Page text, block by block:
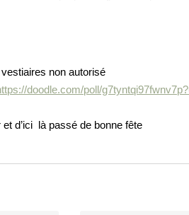
non autorisé
doodle.com/poll/
d’ici là passé de bonne fête